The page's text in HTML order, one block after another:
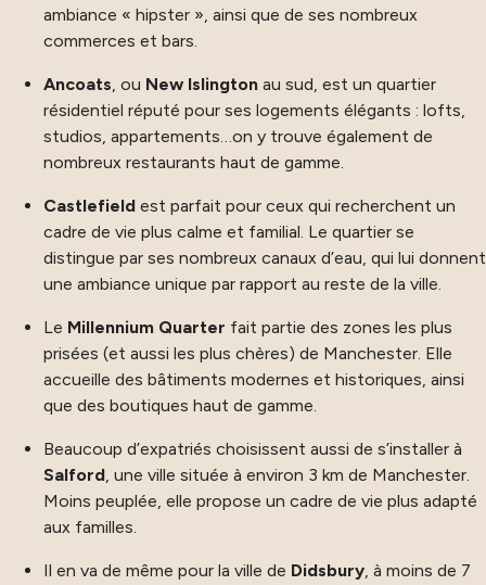
ambiance « hipster », ainsi que de ses nombreux
commerces et bars.
Ancoats, ou New Islington au sud, est un quartier
résidentiel réputé pour ses logements élégants : lofts,
studios, appartements…on y trouve également de
nombreux restaurants haut de gamme.
Castlefield est parfait pour ceux qui recherchent un
cadre de vie plus calme et familial. Le quartier se
distingue par ses nombreux canaux d’eau, qui lui donnent
une ambiance unique par rapport au reste de la ville.
Le Millennium Quarter fait partie des zones les plus
prisées (et aussi les plus chères) de Manchester. Elle
accueille des bâtiments modernes et historiques, ainsi
que des boutiques haut de gamme.
Beaucoup d’expatriés choisissent aussi de s’installer à
Salford, une ville située à environ 3 km de Manchester.
Moins peuplée, elle propose un cadre de vie plus adapté
aux familles.
Il en va de même pour la ville de Didsbury, à moins de 7